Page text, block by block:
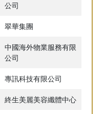
公司
翠華集團
中國海外物業服務有限
公司
專訊科技有限公司
終生美麗美容纖體中心